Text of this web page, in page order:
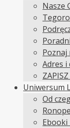
Nasze
Adres i
ZAPISZ
Uniwersum
Od